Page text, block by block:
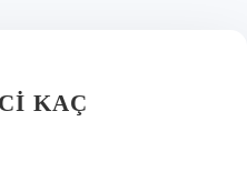
KAÇ